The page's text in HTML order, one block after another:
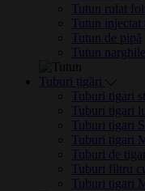
Tutun rulat
Tutun injectat
Tutun de pipă
Tutun
Tuburi țigări
Tuburi tigari
Tuburi tigari
Tuburi tigari
Tuburi tigari
Tuburi de
Tuburi filtru
Tuburi tigari